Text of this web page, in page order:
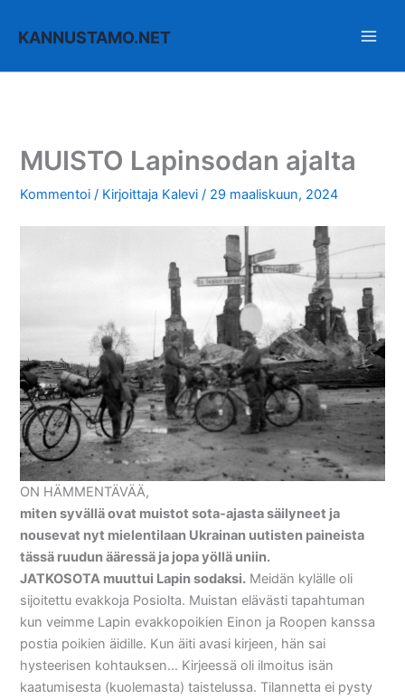
sisältöön
KANNUSTAMO.NET
MUISTO Lapinsodan ajalta
Kommentoi / Kirjoittaja Kalevi/ 29 maaliskuun, 2024
ON HÄMMENTÄVÄÄ,
miten syvällä ovat muistot sota-ajasta säilyneet ja
nousevat nyt mielentilaan Ukrainan uutisten paineista
tässä ruudun ääressä ja jopa yöllä uniin.
JATKOSOTA muuttui Lapin sodaksi. Meidän kylälle oli
sijoitettu evakkoja Posiolta. Muistan elävästi tapahtuman
kun veimme Lapin evakkopoikien Einon ja Roopen kanssa
postia poikien äidille. Kun äiti avasi kirjeen, hän sai
hysteerisen kohtauksen… Kirjeessä oli ilmoitus isän
kaatumisesta (kuolemasta) taistelussa. Tilannetta ei pysty